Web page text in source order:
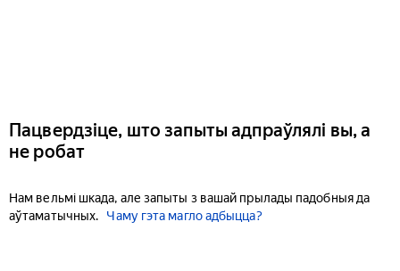
Пацвердзіце, што запыты адпраўлялі вы, а
не робат
Нам вельмі шкада, але запыты з вашай прылады падобныя да
аўтаматычных.
Чаму гэта магло адбыцца?